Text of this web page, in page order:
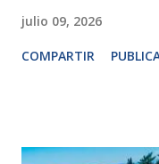
julio 09, 2026
COMPARTIR